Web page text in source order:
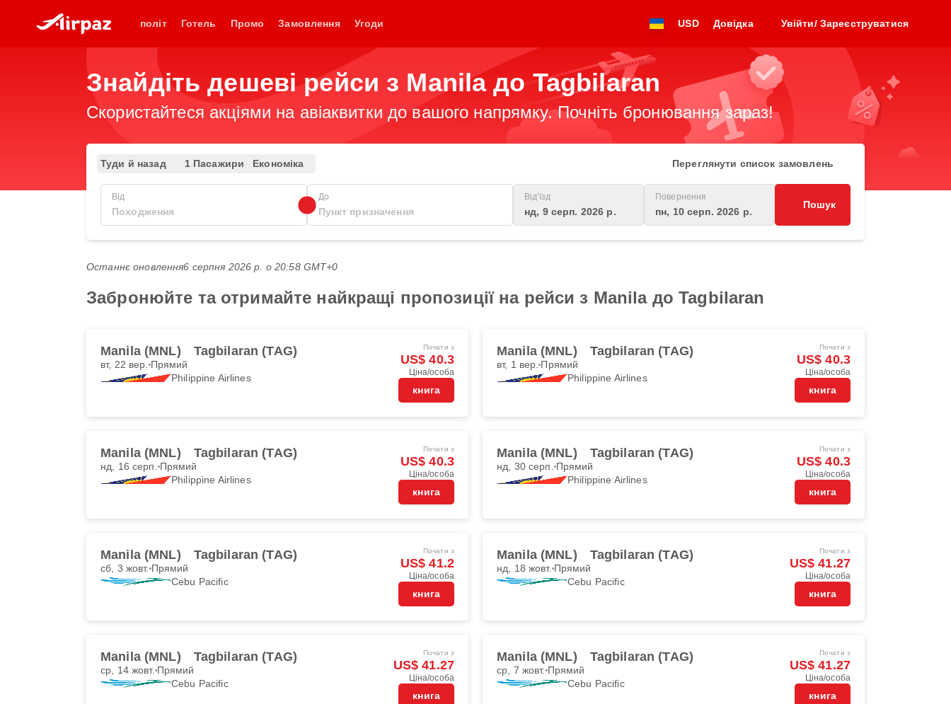
політ Готель Промо Замовлення Угоди USD Довідка Увійти/ Зареєструватися
Знайдіть дешеві рейси з Manila до Tagbilaran
Скористайтеся акціями на авіаквитки до вашого напрямку. Почніть бронювання зараз!
Туди й назад 1 Пасажири Економіка Переглянути список замовлень
Від До Від'їзд
нд, 9 серп. 2026 р.
Повернення
пн, 10 серп. 2026 р.
Пошук
Останнє оновлення6 серпня 2026 р. о 20:58 GMT+0
Забронюйте та отримайте найкращі пропозиції на рейси з Manila до Tagbilaran
Manila (MNL) Tagbilaran (TAG)
вт, 22 вер. Прямий
Philippine Airlines
Почати з
US$ 40.3
Ціна/особа
книга
Manila (MNL) Tagbilaran (TAG)
вт, 1 вер. Прямий
Philippine Airlines
Почати з
US$ 40.3
Ціна/особа
книга
Manila (MNL) Tagbilaran (TAG)
нд, 16 серп. Прямий
Philippine Airlines
Почати з
US$ 40.3
Ціна/особа
книга
Manila (MNL) Tagbilaran (TAG)
нд, 30 серп. Прямий
Philippine Airlines
Почати з
US$ 40.3
Ціна/особа
книга
Manila (MNL) Tagbilaran (TAG)
сб, 3 жовт. Прямий
Cebu Pacific
Почати з
US$ 41.2
Ціна/особа
книга
Manila (MNL) Tagbilaran (TAG)
нд, 18 жовт. Прямий
Cebu Pacific
Почати з
US$ 41.27
Ціна/особа
книга
Manila (MNL) Tagbilaran (TAG)
ср, 14 жовт. Прямий
Cebu Pacific
Почати з
US$ 41.27
Ціна/особа
книга
Manila (MNL) Tagbilaran (TAG)
ср, 7 жовт. Прямий
Cebu Pacific
Почати з
US$ 41.27
Ціна/особа
книга